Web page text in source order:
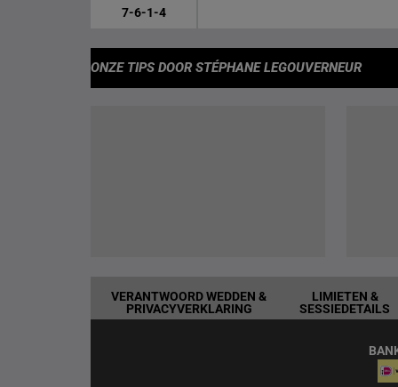
7-6-1-4
ONZE TIPS DOOR STÉPHANE LEGOUVERNEUR
VERANTWOORD WEDDEN &
PRIVACYVERKLARING
LIMIETEN &
SESSIEDETAILS